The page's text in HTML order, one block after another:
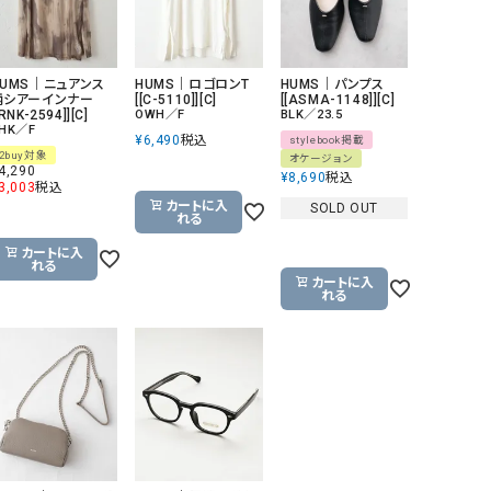
GO TO HOLLYWOOD（ゴートゥーハリウ
ッド）
THIRTY（サーティ）
G-STAR RAW（ジースターロウ） tumugu:（ツムグ）
GOOD SPEED（グッドスピード） un cinq（アンサンク）
UNIVERSAL OVERALL（
オーバーオール）
GRAMICCI（グラミチ）
（ｇ） （グラム） upper hights（アッパーハイ
HUNTER（ハンター）
ICHI（イチ）
ILIMA（イリマ）
｜ニュアンス
シアーインナー
2594]][C]
／F
2buy対象
4,290
3,003税込
カートに入
れる
HUMS｜ロゴロンT
[[C-5110]][C]
OWH／F
¥6,490税込
カートに入
れる
HUMS｜パンプス
[[ASMA-1148]][C]
BLK／23.5
stylebook掲載
オケージョン
¥8,690税込
SOLD OUT
カートに入
れる